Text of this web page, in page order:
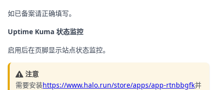
如已备案请正确填写。
Uptime Kuma 状态监控
启用后在页脚显示站点状态监控。
注意
需要安装https://www.halo.run/store/apps/app-rtnbbgfk并